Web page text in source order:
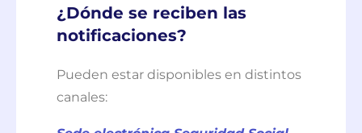
¿Dónde se reciben las
notificaciones?
Pueden estar disponibles en distintos
canales: